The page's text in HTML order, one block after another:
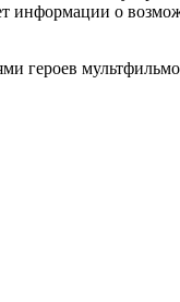
информации о
героев